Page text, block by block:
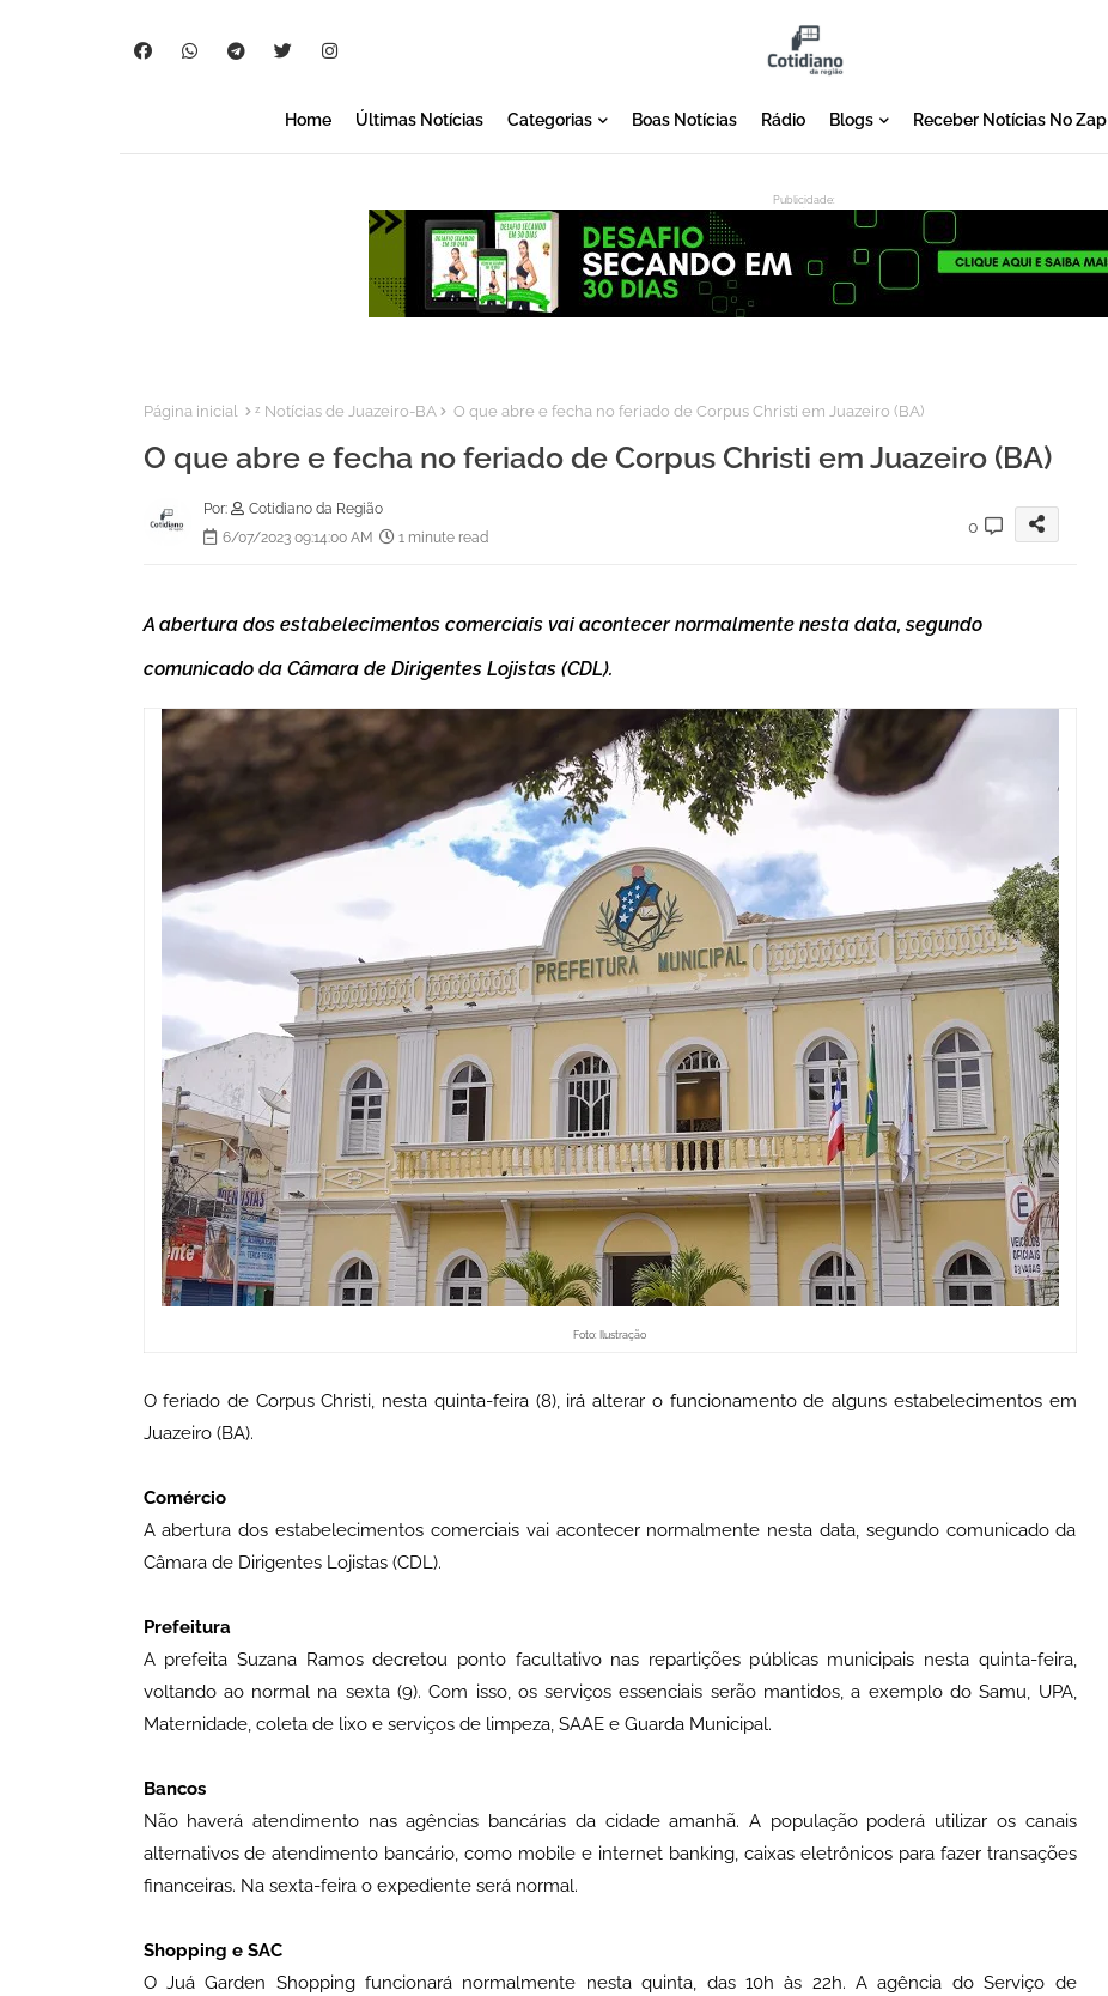
Home Últimas Notícias Categorias Boas Notícias Rádio Blogs Receber Notícias No Zap
Publicidade:
:
Página inicial ᶻ Notícias de Juazeiro-BA O que abre e fecha no feriado de Corpus Christi em Juazeiro (BA)
O que abre e fecha no feriado de Corpus Christi em Juazeiro (BA)
Por:
Cotidiano da Região
6/07/2023 09:14:00 AM
1 minute read
0
A abertura dos estabelecimentos comerciais vai acontecer normalmente nesta data, segundo
comunicado da Câmara de Dirigentes Lojistas (CDL).
Foto: Ilustração
O feriado de Corpus Christi, nesta quinta-feira (8), irá alterar o funcionamento de alguns estabelecimentos em
Juazeiro (BA).
Comércio
A abertura dos estabelecimentos comerciais vai acontecer normalmente nesta data, segundo comunicado da
Câmara de Dirigentes Lojistas (CDL).
Prefeitura
A prefeita Suzana Ramos decretou ponto facultativo nas repartições públicas municipais nesta quinta-feira,
voltando ao normal na sexta (9). Com isso, os serviços essenciais serão mantidos, a exemplo do Samu, UPA,
Maternidade, coleta de lixo e serviços de limpeza, SAAE e Guarda Municipal.
Bancos
Não haverá atendimento nas agências bancárias da cidade amanhã. A população poderá utilizar os canais
alternativos de atendimento bancário, como mobile e internet banking, caixas eletrônicos para fazer transações
financeiras. Na sexta-feira o expediente será normal.
Shopping e SAC
O Juá Garden Shopping funcionará normalmente nesta quinta, das 10h às 22h. A agência do Serviço de